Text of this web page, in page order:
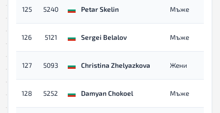
125 5240 Petar Skelin Мъже
126 5121 Sergei Belalov Мъже
127 5093 Christina Zhelyazkova Жени
128 5252 Damyan Chokoel Мъже